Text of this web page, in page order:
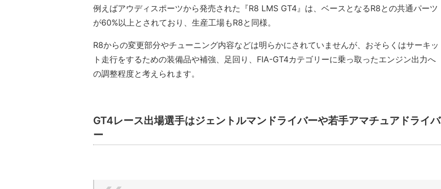
例えばアウディスポーツから発売された『R8 LMS GT4』は、ベースとなるR8との共通パーツ
が60%以上とされており、生産工場もR8と同様。
R8からの変更部分やチューニング内容などは明らかにされていませんが、おそらくはサーキッ
ト走行をするための装備品や補強、足回り、FIA-GT4カテゴリーに乗っ取ったエンジン出力へ
の調整程度と考えられます。
GT4レース出場選手はジェントルマンドライバーや若手アマチュアドライバ
ー